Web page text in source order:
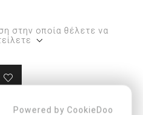
στην οποία θέλετε να
Powered by CookieDoo